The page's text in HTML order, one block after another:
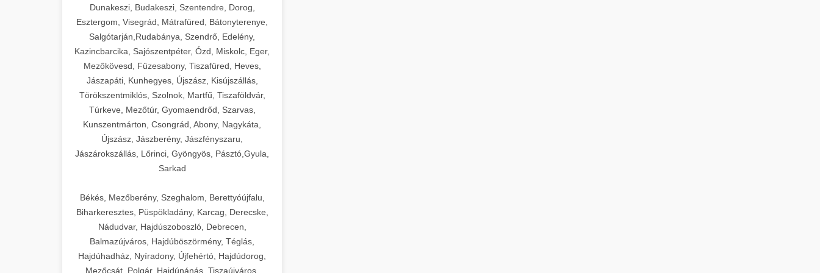
Dunakeszi, Budakeszi, Szentendre, Dorog,
Esztergom, Visegrád, Mátrafüred, Bátonyterenye,
Salgótarján,Rudabánya, Szendrő, Edelény,
Kazincbarcika, Sajószentpéter, Ózd, Miskolc, Eger,
Mezőkövesd, Füzesabony, Tiszafüred, Heves,
Jászapáti, Kunhegyes, Újszász, Kisújszállás,
Törökszentmiklós, Szolnok, Martfű, Tiszaföldvár,
Túrkeve, Mezőtúr, Gyomaendrőd, Szarvas,
Kunszentmárton, Csongrád, Abony, Nagykáta,
Újszász, Jászberény, Jászfényszaru,
Jászárokszállás, Lőrinci, Gyöngyös, Pásztó,Gyula,
Sarkad
Békés, Mezőberény, Szeghalom, Berettyóújfalu,
Biharkeresztes, Püspökladány, Karcag, Derecske,
Nádudvar, Hajdúszoboszló, Debrecen,
Balmazújváros, Hajdúböszörmény, Téglás,
Hajdúhadház, Nyíradony, Újfehértó, Hajdúdorog,
Mezőcsát, Polgár, Hajdúnánás, Tiszaújváros,